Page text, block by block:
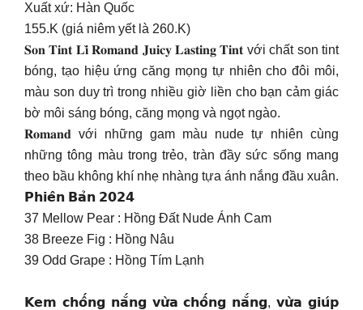
Xuất xứ: Hàn Quốc
155.K (giá niêm yết là 260.K)
𝐒𝐨𝐧 𝐓𝐢𝐧𝐭 𝐋𝐢̀ 𝐑𝐨𝐦𝐚𝐧𝐝 𝐉𝐮𝐢𝐜𝐲 𝐋𝐚𝐬𝐭𝐢𝐧𝐠 𝐓𝐢𝐧𝐭 với chất son tint
bóng, tạo hiệu ứng căng mọng tự nhiên cho đôi môi,
màu son duy trì trong nhiều giờ liền cho bạn cảm giác
bờ môi sáng bóng, căng mọng và ngọt ngào.
𝐑𝐨𝐦𝐚𝐧𝐝 với những gam màu nude tự nhiên cùng
những tông màu trong trẻo, tràn đầy sức sống mang
theo bầu không khí nhẹ nhàng tựa ánh nắng đầu xuân.
𝗣𝗵𝗶𝗲̂𝗻 𝗕𝗮̉𝗻 𝟮𝟬𝟮𝟰
37 Mellow Pear : Hồng Đất Nude Ánh Cam
38 Breeze Fig : Hồng Nâu
39 Odd Grape : Hồng Tím Lạnh
𝗞𝗲𝗺 𝗰𝗵𝗼̂́𝗻𝗴 𝗻𝗮̆́𝗻𝗴 𝘃𝘂̛̀𝗮 𝗰𝗵𝗼̂́𝗻𝗴 𝗻𝗮̆́𝗻𝗴, 𝘃𝘂̛̀𝗮 𝗴𝗶𝘂́𝗽